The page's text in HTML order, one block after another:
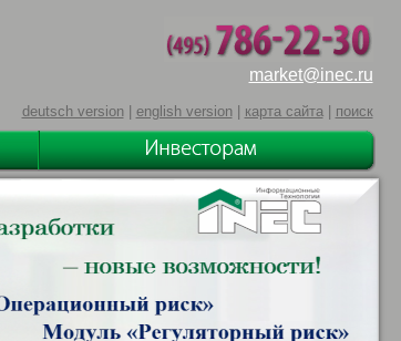
market@inec.ru
deutsch version| english version| карта сайта| поиск